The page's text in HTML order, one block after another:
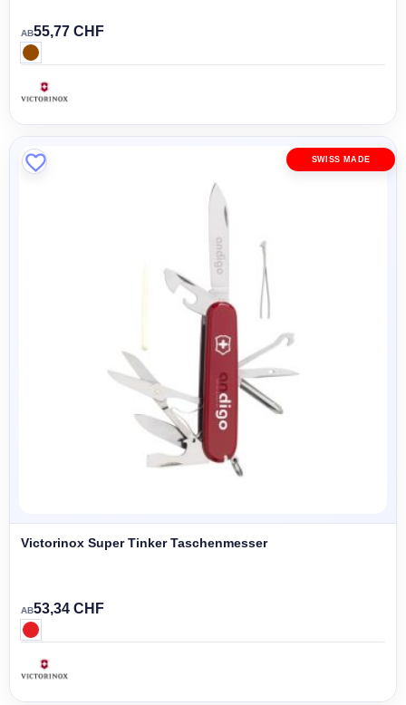
AB55,77 CHF
SWISS MADE
Victorinox Super Tinker Taschenmesser
AB53,34 CHF